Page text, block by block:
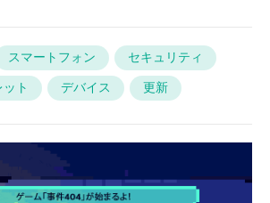
スマートフォン
セキュリティ
ト
デバイス 更新